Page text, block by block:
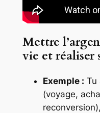
Mettre
vie et réaliser
Exemple : Tu
(voyage,